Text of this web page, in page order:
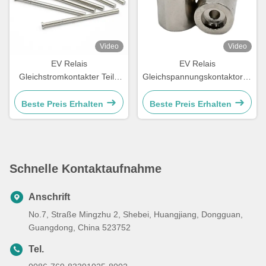
Video
EV Relais
Gleichstromkontakter Teile
Druckstange mit
Passivierung,
Elektrophorese,
Beste Preis Erhalten
Video
EV Relais
Gleichspannungskontaktoren
Teile Befestigung mit CNC-
Drehung CNC-Fräsen
Laserschneiden
Beste Preis Erhalten
Schnelle Kontaktaufnahme
Anschrift
No.7, Straße Mingzhu 2, Shebei, Huangjiang, Dongguan,
Guangdong, China 523752
Tel.